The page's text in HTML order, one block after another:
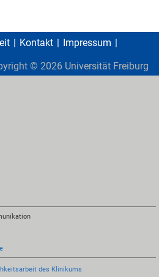
Kontakt
Impressum
© 2026 Universität Freiburg
des Klinikums